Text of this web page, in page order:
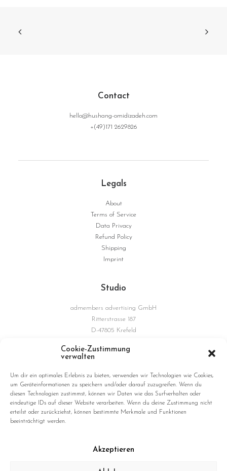
Cookie-Zustimmung
verwalten
Um dir ein optimales Erlebnis zu bieten, verwenden wir Technologien wie Cookies,
um Geräteinformationen zu speichern und/oder darauf zuzugreifen. Wenn du
diesen Technologien zustimmst, können wir Daten wie das Surfverhalten oder
eindeutige IDs auf dieser Website verarbeiten. Wenn du deine Zustimmung nicht
erteilst oder zurückziehst, können bestimmte Merkmale und Funktionen
beeinträchtigt werden.
Akzeptieren
Contact
hello@hushang-omidizadeh.com
+(49)171 2629826
Legals
About
Terms of Service
Data Privacy
Refund Policy
Shipping
Imprint
Studio
admembers advertising GmbH
Ritterstrasse 187
D-47805 Krefeld
Connections